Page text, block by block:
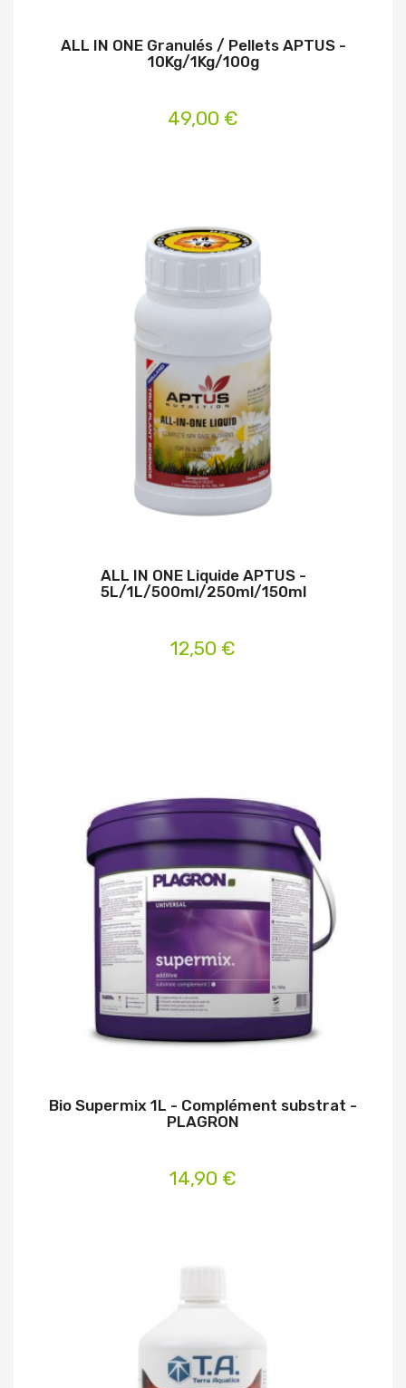
ALL IN ONE Granulés / Pellets APTUS -
10Kg/1Kg/100g
49,00 €
ALL IN ONE Liquide APTUS -
5L/1L/500ml/250ml/150ml
12,50 €
Bio Supermix 1L - Complément substrat -
PLAGRON
14,90 €